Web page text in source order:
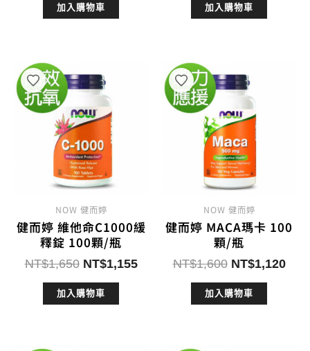
價
加入購物車
價
加入購物車
NOW 健而婷
健而婷 維他命C1000緩
釋錠 100顆/瓶
NT$1,650 原
始
價
NT$1,155目
加入購物車
NOW 健而婷
健而婷 MACA瑪卡 100
顆/瓶
NT$1,600 原
始
價
NT$1,120目
加入購物車